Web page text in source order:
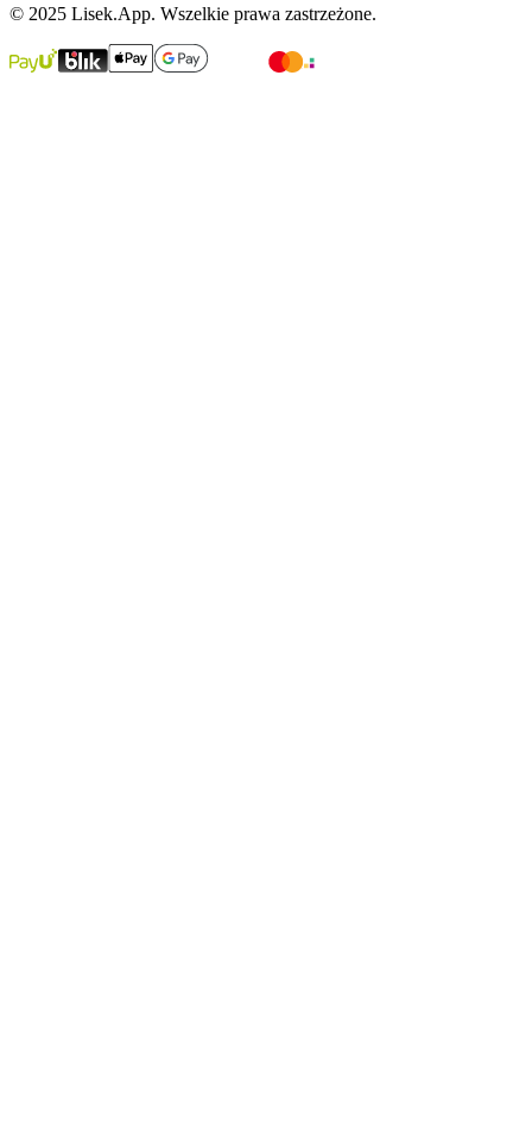
© 2025 Lisek.App. Wszelkie prawa zastrzeżone.